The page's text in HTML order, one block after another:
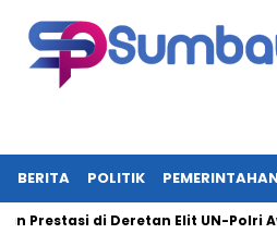
BERITA POLITIK
di Deretan Elit UN-Polri Award